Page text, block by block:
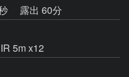
露出 60分
5m x12